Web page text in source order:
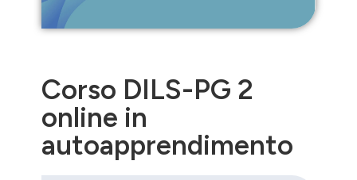
Corso DILS-PG 2
online in
autoapprendimento